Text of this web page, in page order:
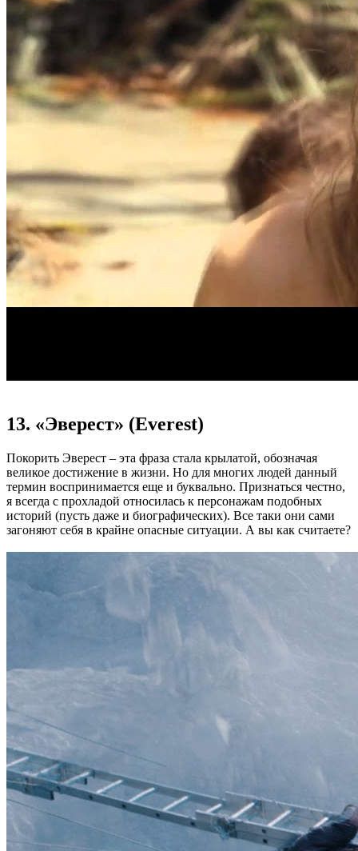
13. «Эверест» (Everest)
Покорить Эверест – эта фраза стала крылатой, обозначая
великое достижение в жизни. Но для многих людей данный
термин воспринимается еще и буквально. Признаться честно,
я всегда с прохладой относилась к персонажам подобных
историй (пусть даже и биографических). Все таки они сами
загоняют себя в крайне опасные ситуации. А вы как считаете?